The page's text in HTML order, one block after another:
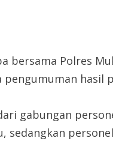
bersama Polres
hasil
gabungan
sedangkan